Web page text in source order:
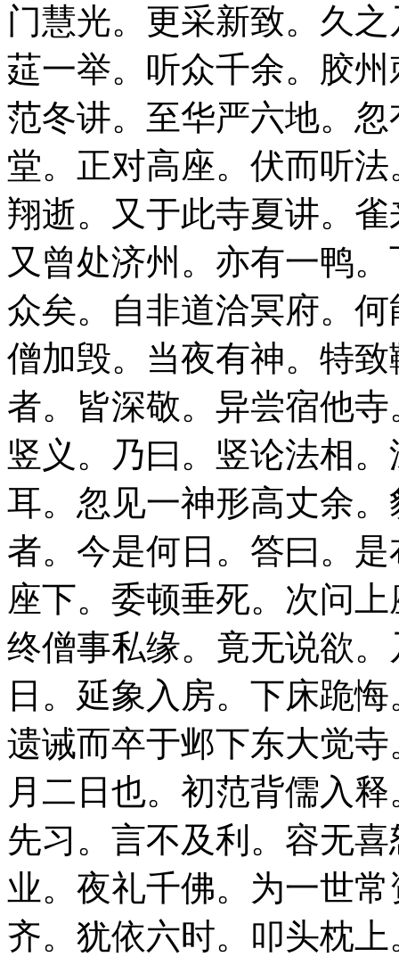
门慧光。更采新致。久
莚一举。听众千余。胶
范冬讲。至华严六地。
堂。正对高座。伏而听
翔逝。又于此寺夏讲。
又曾处济州。亦有一鸭
众矣。自非道洽冥府。
僧加毁。当夜有神。特
者。皆深敬。异尝宿他
竖义。乃曰。竖论法相
耳。忽见一神形高丈余
者。今是何日。答曰。
座下。委顿垂死。次问
终僧事私缘。竟无说欲
日。延象入房。下床跪
遗诫而卒于邺下东大觉
月二日也。初范背儒入
先习。言不及利。容无
业。夜礼千佛。为一世
齐。犹依六时。叩头枕